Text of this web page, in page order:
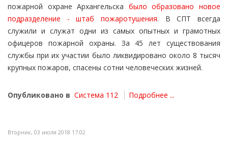
пожарной охране Архангельска было образовано новое
подразделение - штаб пожаротушения. В СПТ всегда
служили и служат одни из самых опытных и грамотных
офицеров пожарной охраны. За 45 лет существования
службы при их участии было ликвидировано около 8 тысяч
крупных пожаров, спасены сотни человеческих жизней.
Опубликовано в Система 112 Подробнее ...
Вторник, 03 июля 2018 17:02